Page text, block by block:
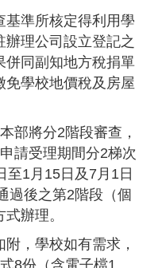
基準所核定得利用學
理公司設立登記之
併同副知地方稅捐單
免學校地價稅及房屋
部將分2階段審查，
請受理期間分2梯次
至1月15日及7月1日
過後之第2階段（個
辦理。
，學校如有需求，
8份（含電子檔1